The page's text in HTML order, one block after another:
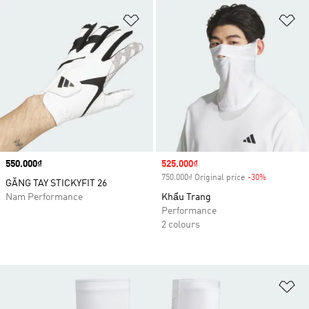
Add to Wishlist
Price
550.000₫
GĂNG TAY STICKYFIT 26
Nam Performance
Sale price
525.000₫
750.000₫ Original price -30%
Khẩu Trang
Performance
2 colours